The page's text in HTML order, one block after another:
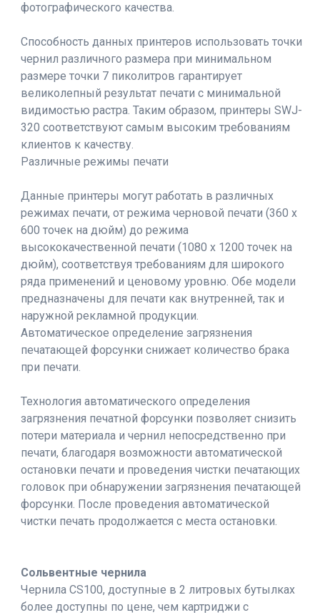
фотографического качества.
Способность данных принтеров использовать точки
чернил различного размера при минимальном
размере точки 7 пиколитров гарантирует
великолепный результат печати с минимальной
видимостью растра. Таким образом, принтеры SWJ-
320 соответствуют самым высоким требованиям
клиентов к качеству.
Различные режимы печати
Данные принтеры могут работать в различных
режимах печати, от режима черновой печати (360 x
600 точек на дюйм) до режима
высококачественной печати (1080 x 1200 точек на
дюйм), соответствуя требованиям для широкого
ряда применений и ценовому уровню. Обе модели
предназначены для печати как внутренней, так и
наружной рекламной продукции.
Автоматическое определение загрязнения
печатающей форсунки снижает количество брака
при печати.
Технология автоматического определения
загрязнения печатной форсунки позволяет снизить
потери материала и чернил непосредственно при
печати, благодаря возможности автоматической
остановки печати и проведения чистки печатающих
головок при обнаружении загрязнения печатающей
форсунки. После проведения автоматической
чистки печать продолжается с места остановки.
Сольвентные чернила
Чернила CS100, доступные в 2 литровых бутылках
более доступны по цене, чем картриджи с